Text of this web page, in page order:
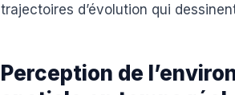
trajectoires d’évolution qui
Perception de